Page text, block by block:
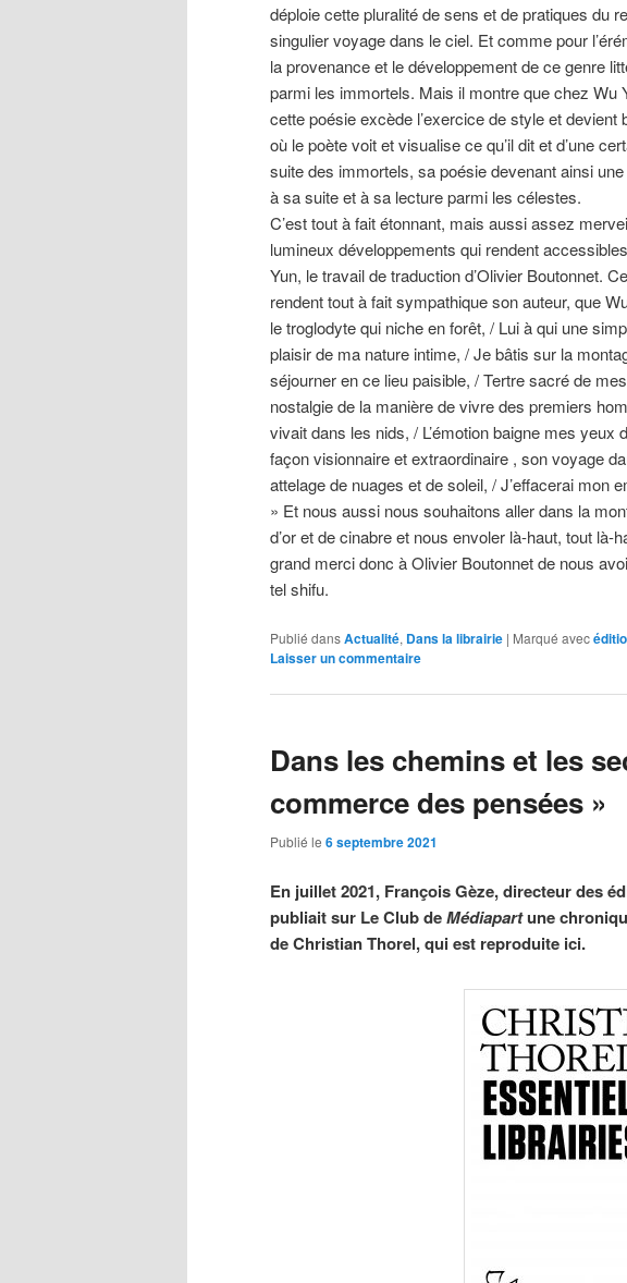
déploie cette pluralité de sens et de pratiques du
singulier voyage dans le ciel. Et comme pour
la provenance et le développement de ce genre
parmi les immortels. Mais il montre que chez Wu
cette poésie excède l’exercice de style et devient
où le poète voit et visualise ce qu’il dit et d’une
suite des immortels, sa poésie devenant ainsi
à sa suite et à sa lecture parmi les célestes.
C’est tout à fait étonnant, mais aussi assez
lumineux développements qui rendent
Yun, le travail de traduction d’Olivier Boutonnet.
rendent tout à fait sympathique son auteur, que
le troglodyte qui niche en forêt, / Lui à qui une
plaisir de ma nature intime, / Je bâtis sur la
séjourner en ce lieu paisible, / Tertre sacré de
nostalgie de la manière de vivre des premiers
vivait dans les nids, / L’émotion baigne mes yeux
façon visionnaire et extraordinaire , son voyage
attelage de nuages et de soleil, / J’effacerai mon
» Et nous aussi nous souhaitons aller dans la
d’or et de cinabre et nous envoler là-haut, tout
grand merci donc à Olivier Boutonnet de nous
tel shifu.
Publié dansActualité, Dans la librairie | Marqué avec
Laisser un commentaire
Dans les chemins et les
commerce des pensées »
Publié le 6 septembre 2021
En juillet 2021, François Gèze, directeur des
publiait sur Le Club deMédiapartune
de Christian Thorel, qui est reproduite ici.